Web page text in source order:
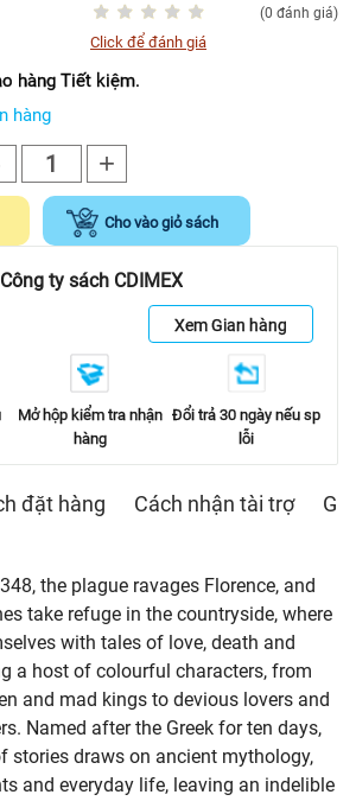
(0 đánh giá)
Click để đánh giá
hàng Tiết kiệm.
hàng
1 +
Cho vào giỏ sách
ty sách CDIMEX
Xem Gian hàng
Mở hộp kiểm tra nhận
hàng
Đổi trả 30 ngày nếu sp
lỗi
đặt hàng Cách nhận tài trợ
the plague ravages Florence, and
take refuge in the countryside, where
with tales of love, death and
a host of colourful characters, from
and mad kings to devious lovers and
Named after the Greek for ten days,
stories draws on ancient mythology,
and everyday life, leaving an indelible